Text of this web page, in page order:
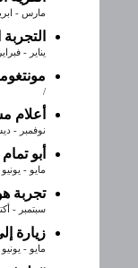
مارس - ابريل /
يناير - فبراير /
/
أعلام
نوفمبر -
أبو
مايو - يونيو /
تجربة
سبتمبر - أكتوبر
زيارة
مايو - يونيو /